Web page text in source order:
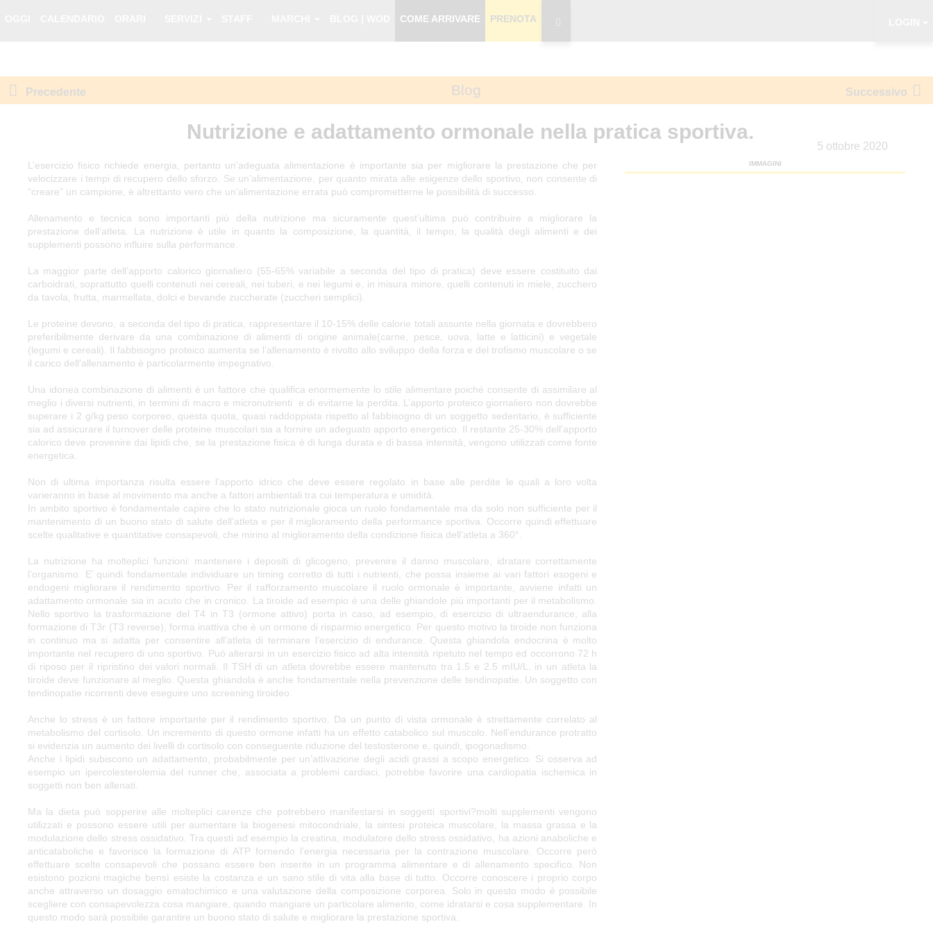
COME ARRIVARE PRENOTA
Nutrizione e adattamento ormonale nella pratica sportiva.
Precedente Blog Successivo
Nutrizione e adattamento ormonale nella pratica sportiva.
5 ottobre 2020
L’esercizio fisico richiede energia, pertanto un’adeguata alimentazione è importante sia per migliorare la prestazione che per
velocizzare i tempi di recupero dello sforzo. Se un’alimentazione, per quanto mirata alle esigenze dello sportivo, non consente di
“creare” un campione, è altrettanto vero che un’alimentazione errata può comprometterne le possibilità di successo.
Allenamento e tecnica sono importanti più della nutrizione ma sicuramente quest’ultima può contribuire a migliorare la
prestazione dell’atleta. La nutrizione è utile in quanto la composizione, la quantità, il tempo, la qualità degli alimenti e dei
supplementi possono influire sulla performance.
La maggior parte dell’apporto calorico giornaliero (55-65% variabile a seconda del tipo di pratica) deve essere costituito dai
carboidrati, soprattutto quelli contenuti nei cereali, nei tuberi, e nei legumi e, in misura minore, quelli contenuti in miele, zucchero
da tavola, frutta, marmellata, dolci e bevande zuccherate (zuccheri semplici).
Le proteine devono, a seconda del tipo di pratica, rappresentare il 10-15% delle calorie totali assunte nella giornata e dovrebbero
preferibilmente derivare da una combinazione di alimenti di origine animale(carne, pesce, uova, latte e latticini) e vegetale
(legumi e cereali). Il fabbisogno proteico aumenta se l’allenamento è rivolto allo sviluppo della forza e del trofismo muscolare o se
il carico dell’allenamento è particolarmente impegnativo.
Una idonea combinazione di alimenti è un fattore che qualifica enormemente lo stile alimentare poiché consente di assimilare al
meglio i diversi nutrienti, in termini di macro e micronutrienti e di evitarne la perdita. L’apporto proteico giornaliero non dovrebbe
superare i 2 g/kg peso corporeo, questa quota, quasi raddoppiata rispetto al fabbisogno di un soggetto sedentario, è sufficiente
sia ad assicurare il turnover delle proteine muscolari sia a fornire un adeguato apporto energetico. Il restante 25-30% dell’apporto
calorico deve provenire dai lipidi che, se la prestazione fisica è di lunga durata e di bassa intensità, vengono utilizzati come fonte
energetica.
Non di ultima importanza risulta essere l’apporto idrico che deve essere regolato in base alle perdite le quali a loro volta
varieranno in base al movimento ma anche a fattori ambientali tra cui temperatura e umidità.
In ambito sportivo è fondamentale capire che lo stato nutrizionale gioca un ruolo fondamentale ma da solo non sufficiente per il
mantenimento di un buono stato di salute dell’atleta e per il miglioramento della performance sportiva. Occorre quindi effettuare
scelte qualitative e quantitative consapevoli, che mirino al miglioramento della condizione fisica dell’atleta a 360°.
La nutrizione ha molteplici funzioni: mantenere i depositi di glicogeno, prevenire il danno muscolare, idratare correttamente
l’organismo. E’ quindi fondamentale individuare un timing corretto di tutti i nutrienti, che possa insieme ai vari fattori esogeni e
endogeni migliorare il rendimento sportivo. Per il rafforzamento muscolare il ruolo ormonale è importante, avviene infatti un
adattamento ormonale sia in acuto che in cronico. La tiroide ad esempio è una delle ghiandole più importanti per il metabolismo.
Nello sportivo la trasformazione del T4 in T3 (ormone attivo) porta in caso, ad esempio, di esercizio di ultraendurance, alla
formazione di T3r (T3 reverse), forma inattiva che è un ormone di risparmio energetico. Per questo motivo la tiroide non funziona
in continuo ma si adatta per consentire all’atleta di terminare l’esercizio di endurance. Questa ghiandola endocrina è molto
importante nel recupero di uno sportivo. Può alterarsi in un esercizio fisico ad alta intensità ripetuto nel tempo ed occorrono 72 h
di riposo per il ripristino dei valori normali. Il TSH di un atleta dovrebbe essere mantenuto tra 1.5 e 2.5 mIU/L. in un atleta la
tiroide deve funzionare al meglio. Questa ghiandola è anche fondamentale nella prevenzione delle tendinopatie. Un soggetto con
tendinopatie ricorrenti deve eseguire uno screening tiroideo.
Anche lo stress è un fattore importante per il rendimento sportivo. Da un punto di vista ormonale è strettamente correlato al
metabolismo del cortisolo. Un incremento di questo ormone infatti ha un effetto catabolico sul muscolo. Nell’endurance protratto
si evidenzia un aumento dei livelli di cortisolo con conseguente riduzione del testosterone e, quindi, ipogonadismo.
Anche i lipidi subiscono un adattamento, probabilmente per un’attivazione degli acidi grassi a scopo energetico. Si osserva ad
esempio un ipercolesterolemia del runner che, associata a problemi cardiaci, potrebbe favorire una cardiopatia ischemica in
soggetti non ben allenati.
Ma la dieta può sopperire alle molteplici carenze che potrebbero manifestarsi in soggetti sportivi?molti supplementi vengono
utilizzati e possono essere utili per aumentare la biogenesi mitocondriale, la sintesi proteica muscolare, la massa grassa e la
modulazione dello stress ossidativo. Tra questi ad esempio la creatina, modulatore dello stress ossidativo, ha azioni anaboliche e
anticataboliche e favorisce la formazione di ATP fornendo l’energia necessaria per la contrazione muscolare. Occorre però
effettuare scelte consapevoli che possano essere ben inserite in un programma alimentare e di allenamento specifico. Non
esistono pozioni magiche bensì esiste la costanza e un sano stile di vita alla base di tutto. Occorre conoscere i proprio corpo
anche attraverso un dosaggio ematochimico e una valutazione della composizione corporea. Solo in questo modo è possibile
scegliere con consapevolezza cosa mangiare, quando mangiare un particolare alimento, come idratarsi e cosa supplementare. In
questo modo sarà possibile garantire un buono stato di salute e migliorare la prestazione sportiva.
IMMAGINI